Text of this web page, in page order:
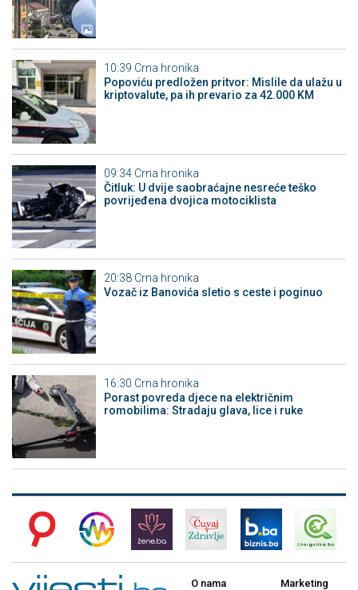
10:39 Crna hronika
Popoviću predložen pritvor: Mislile da ulažu u
kriptovalute, pa ih prevario za 42.000 KM
09:34 Crna hronika
Čitluk: U dvije saobraćajne nesreće teško
povrijeđena dvojica motociklista
20:38 Crna hronika
Vozač iz Banovića sletio s ceste i poginuo
16:30 Crna hronika
Porast povreda djece na električnim
romobilima: Stradaju glava, lice i ruke
O nama Marketing